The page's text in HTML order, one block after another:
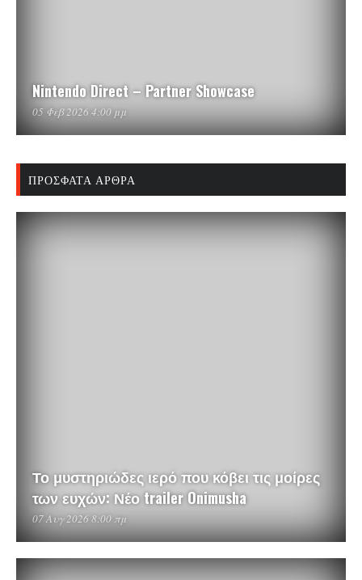
Nintendo Direct – Partner Showcase
05 Φεβ 2026 4:00 μμ
ΠΡΌΣΦΑΤΑ ΆΡΘΡΑ
Το μυστηριώδες ιερό που κόβει τις μοίρες
των ευχών: Νέο trailer Onimusha
07 Αυγ 2026 8:00 πμ